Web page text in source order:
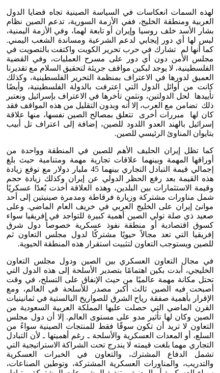
لهذه السمات انعكاسات في السياسة الصينية تجاه قضايا الدول
العربية ومنطقة الخليج، ففي الأزمة السورية، تدعم الصين نظام
بشار الأسد خلف روسيا وإيران أو تابعة لهما، وفي الأزمة اليمنية،
ليس لها أي دور إيجابي لدعم الشرعية ومساندة الشعب اليمني.
كما أنها لم تشارك في حرب تحرير الكويت واكتفت بالتصويت في
مجلس الأمن دون أي دور على مسرح العمليات، وفي القضية
الفلسطينية، لا يوجد لبكين مواقف جريئة لتحقيق السلام مع تقديرنا
العميق لدورها في الاعتراف بمنظمة التحرير الفلسطينية، وكذلك
كانت من أوائل الدول التي اعترفت بالدولة الفلسطينية، وأيضًا
تأييدها لحل الدولتين، ونثمن تأخرها في الاعتراف بإسرائيل ونعتبر
ذلك تضامن مع العرب، إلا أنه وبدون التقليل من هذه المواقف فقد
كان لها مبررات أخرى تتعلق بمصالح الصين نفسها، منها علاقة
إسرائيل بالهند العدو اللدود للصين، إضافة إلى اعتراف تل أبيب
بتايوان المناوئ الرئيسي للصين.
كما تظل إيران الحليف الأهم للصين في المنطقة وواحدة من
أوراقها المهمة وبينهما علاقات تجارية مهمة ومتنامية حيث بلغ
إجمالي قيمة التبادل التجاري بينهما 45 مليار دولار مع توقع زيادة
هذه القيمة بعد رفع الحظر الدولي عن إيران وكذلك زيادة حجم
وقيمة الاستثمارات بين البلدين، وهذه العلاقة أخذت بُعدًا عسكريًا
شمل مناورات مشتركة وزيارة فرقاطة ومدمرة صينيتين إلى أحد
موانئ إيران على الخليج العربي في خريف العام الماضي. وعلى
صعيد ذي صلة تولي الصين أهمية كبيرة للتواجد في إفريقيا سواء
كسوق اقتصادية أو منطقة نفوذ عسكرية خصوصاً دول شرق
إفريقيا التي تعد مجالاً حيويًا مشتركًا لدول مجلس التعاون ثم
للصين ويستوجب التعاون لتثبيت استقرار هذه المنطقة الحيوية.
في مجال التعاون العسكري بين الصين ودول مجلس التعاون
الخليجي، أبدت بكين اهتمامًا بتصدير الأسلحة إلى هذه الدول التي
تحتل مكانة مهمة عالميًا من حيث الإنفاق على التسلح، في وقت
أصبحت فيه الصين ثالث أكبر مصدر للأسلحة في العالم، ومع
الإقرار بأهمية صفقة رياح الشرق للصواريخ البالستية في ثمانينيات
القرن الماضي التي حصلت عليها المملكة العربية السعودية من
الصين وكان لها تأثير مدو على مستوى العالم. إلا أن دول مجلس
التعاون لا تريد أن تكون سوقًا فقط للمنتجات الصينية سواءً من
السلع، أو المعدات العسكرية والأسلحة ـ رغم أهميتها ـ لأن التبادل
التجاري مهما بلغت قيمته لا يندرج تحت الشراكة الاستراتيجية التي
تشمل الدفاع المشترك، والتعاون في الخبرات العسكرية
والتدريب، والمناورات العسكرية المشتركة، وتوطين الصناعات،